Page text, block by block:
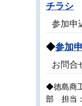
チラシ
参加申
◆参加
お問合
◆徳島商
部 担当